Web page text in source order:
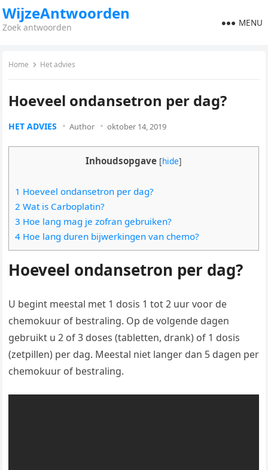
WijzeAntwoorden
Zoek antwoorden MENU
Home Het advies
Hoeveel ondansetron per dag?
HET ADVIES Author oktober 14, 2019
Inhoudsopgave [hide]
1 Hoeveel ondansetron per dag?
2 Wat is Carboplatin?
3 Hoe lang mag je zofran gebruiken?
4 Hoe lang duren bijwerkingen van chemo?
Hoeveel ondansetron per dag?
U begint meestal met 1 dosis 1 tot 2 uur voor de
chemokuur of bestraling. Op de volgende dagen
gebruikt u 2 of 3 doses (tabletten, drank) of 1 dosis
(zetpillen) per dag. Meestal niet langer dan 5 dagen per
chemokuur of bestraling.